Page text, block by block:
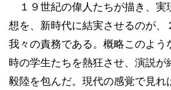
１９世紀の偉人たちが描き、実
想を、新時代に結実させるのが、
我々の責務である。概略このよう
時の学生たちを熱狂させ、演説が
毅陸を包んだ。現代の感覚で見れ